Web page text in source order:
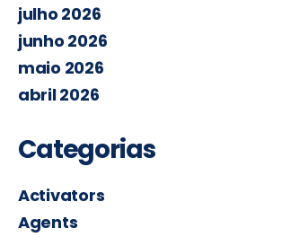
julho 2026
junho 2026
maio 2026
abril 2026
Categorias
Activators
Agents